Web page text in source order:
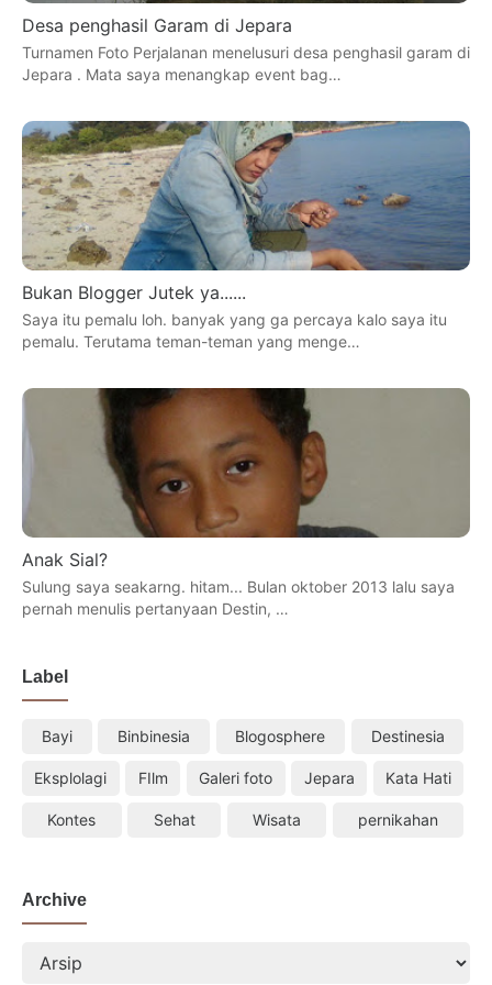
Desa penghasil Garam di Jepara
Turnamen Foto Perjalanan menelusuri desa penghasil garam di
Jepara . Mata saya menangkap event bag…
Bukan Blogger Jutek ya......
Saya itu pemalu loh. banyak yang ga percaya kalo saya itu
pemalu. Terutama teman-teman yang menge…
Anak Sial?
Sulung saya seakarng. hitam... Bulan oktober 2013 lalu saya
pernah menulis pertanyaan Destin, …
Label
Bayi Binbinesia Blogosphere Destinesia
Eksplolagi FIlm Galeri foto Jepara Kata Hati
Kontes Sehat Wisata pernikahan
Archive